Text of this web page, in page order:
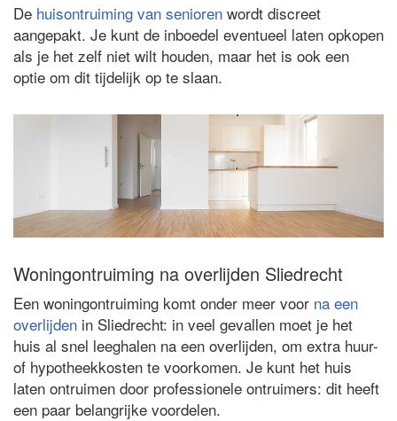
De huisontruiming van senioren wordt discreet
aangepakt. Je kunt de inboedel eventueel laten opkopen
als je het zelf niet wilt houden, maar het is ook een
optie om dit tijdelijk op te slaan.
Woningontruiming na overlijden Sliedrecht
Een woningontruiming komt onder meer voor na een
overlijden in Sliedrecht: in veel gevallen moet je het
huis al snel leeghalen na een overlijden, om extra huur-
of hypotheekkosten te voorkomen. Je kunt het huis
laten ontruimen door professionele ontruimers: dit heeft
een paar belangrijke voordelen.